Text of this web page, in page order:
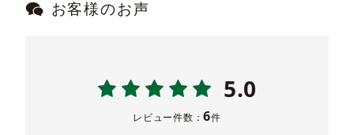
お客様のお声
5.0
レビュー件数：6件